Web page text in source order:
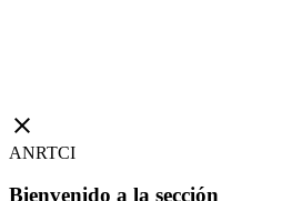
close
ANRTCI
Bienvenido a la sección